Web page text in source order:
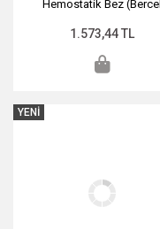
Hemostatik Bez (Bercel
1.573,44 TL
YENİ